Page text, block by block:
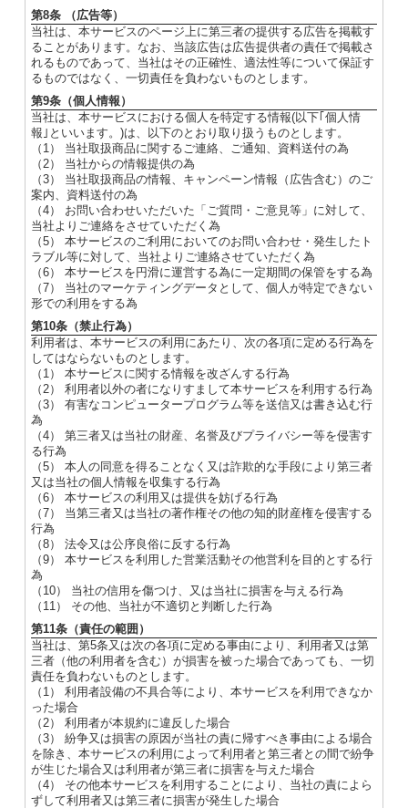
第8条 （広告等）
当社は、本サービスのページ上に第三者の提供する広告を掲載す
ることがあります。なお、当該広告は広告提供者の責任で掲載さ
れるものであって、当社はその正確性、適法性等について保証す
るものではなく、一切責任を負わないものとします。
第9条（個人情報）
当社は、本サービスにおける個人を特定する情報(以下｢個人情
報｣といいます。)は、以下のとおり取り扱うものとします。
（1） 当社取扱商品に関するご連絡、ご通知、資料送付の為
（2） 当社からの情報提供の為
（3） 当社取扱商品の情報、キャンペーン情報（広告含む）のご
案内、資料送付の為
（4） お問い合わせいただいた「ご質問・ご意見等」に対して、
当社よりご連絡をさせていただく為
（5） 本サービスのご利用においてのお問い合わせ・発生したト
ラブル等に対して、当社よりご連絡させていただく為
（6） 本サービスを円滑に運営する為に一定期間の保管をする為
（7） 当社のマーケティングデータとして、個人が特定できない
形での利用をする為
第10条（禁止行為）
利用者は、本サービスの利用にあたり、次の各項に定める行為を
してはならないものとします。
（1） 本サービスに関する情報を改ざんする行為
（2） 利用者以外の者になりすまして本サービスを利用する行為
（3） 有害なコンピュータープログラム等を送信又は書き込む行
為
（4） 第三者又は当社の財産、名誉及びプライバシー等を侵害す
る行為
（5） 本人の同意を得ることなく又は詐欺的な手段により第三者
又は当社の個人情報を収集する行為
（6） 本サービスの利用又は提供を妨げる行為
（7） 当第三者又は当社の著作権その他の知的財産権を侵害する
行為
（8） 法令又は公序良俗に反する行為
（9） 本サービスを利用した営業活動その他営利を目的とする行
為
（10） 当社の信用を傷つけ、又は当社に損害を与える行為
（11） その他、当社が不適切と判断した行為
第11条（責任の範囲）
当社は、第5条又は次の各項に定める事由により、利用者又は第
三者（他の利用者を含む）が損害を被った場合であっても、一切
責任を負わないものとします。
（1） 利用者設備の不具合等により、本サービスを利用できなか
った場合
（2） 利用者が本規約に違反した場合
（3） 紛争又は損害の原因が当社の責に帰すべき事由による場合
を除き、本サービスの利用によって利用者と第三者との間で紛争
が生じた場合又は利用者が第三者に損害を与えた場合
（4） その他本サービスを利用することにより、当社の責によら
ずして利用者又は第三者に損害が発生した場合